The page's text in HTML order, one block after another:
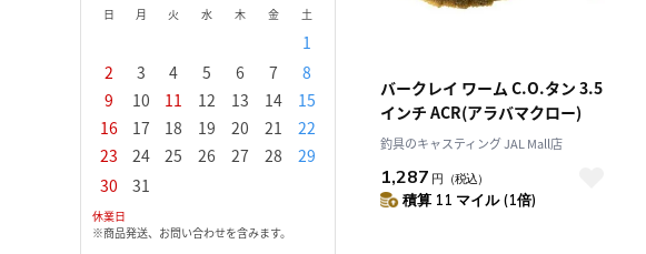
日
月 火 水 木 金 土
1
2
3 4 5 6 7
8
9
10 11 12 13 14
15
16
17 18 19 20 21
22
23
24 25 26 27 28
29
30
31
水
14 15 16 17 18
19
23 24 25
休業日
※商品発送、お問い合わせを含みます。
バークレイ ワーム C.O.タン 3.5
インチ ACR(アラバマクロー)
釣具のキャスティング JAL Mall店
1,287 円 （税込）
積算 11 マイル (1倍)